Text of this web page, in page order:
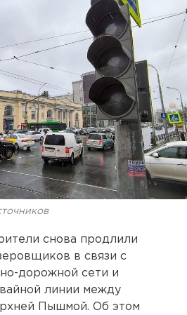
снова продлили
в связи с
дорожной сети и
линии между
Пышмой. Об этом